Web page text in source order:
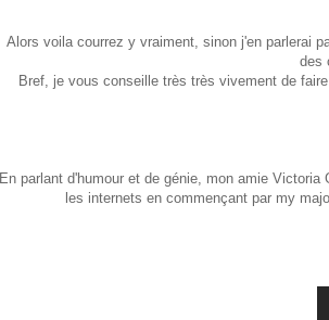
Alors voila courrez y vraiment, sinon j'en parlerai
des
Bref, je vous conseille très très vivement de
En parlant d'humour et de génie, mon amie
les internets en commençant par my